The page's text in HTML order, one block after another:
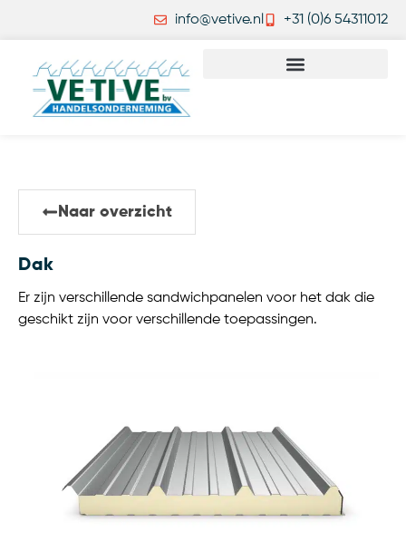
info@vetive.nl +31 (0)6 54311012
Naar overzicht
Dak
Er zijn verschillende sandwichpanelen voor het dak die
geschikt zijn voor verschillende toepassingen.